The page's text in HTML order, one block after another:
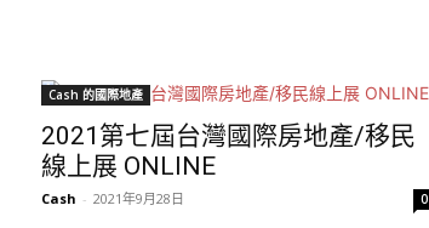
Cash 的國際地產
2021第七屆台灣國際房地產/移民
線上展 ONLINE
Cash - 2021年9月28日 0